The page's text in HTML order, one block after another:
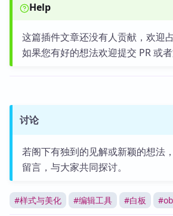
Help
这篇插件文章还没有人贡献，欢迎
如果您有好的想法欢迎提交 PR 或者
讨论
若阁下有独到的见解或新颖的想法
留言，与大家共同探讨。
#样式与美化 #编辑工具 #白板 #